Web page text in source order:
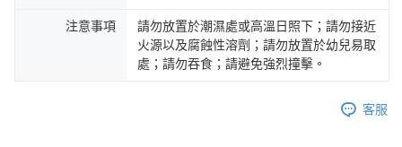
注意事項
請勿放置於潮濕處或高溫日照下；請勿接近
火源以及腐蝕性溶劑；請勿放置於幼兒易取
處；請勿吞食；請避免強烈撞擊。
客服